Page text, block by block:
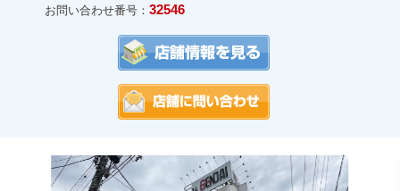
お問い合わせ番号： 32546